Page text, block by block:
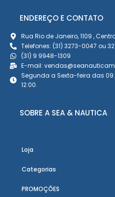
ENDEREÇO E CONTATO
Rua Rio de Janeiro, 1109 ,
Telefones: (31) 3273-0047 ou
(31) 9 9948-1309
E-mail:
Segunda a Sexta-feira das
12:00.
SOBRE A SEA & NAUTICA
Loja
Categorias
PROMOÇÕES